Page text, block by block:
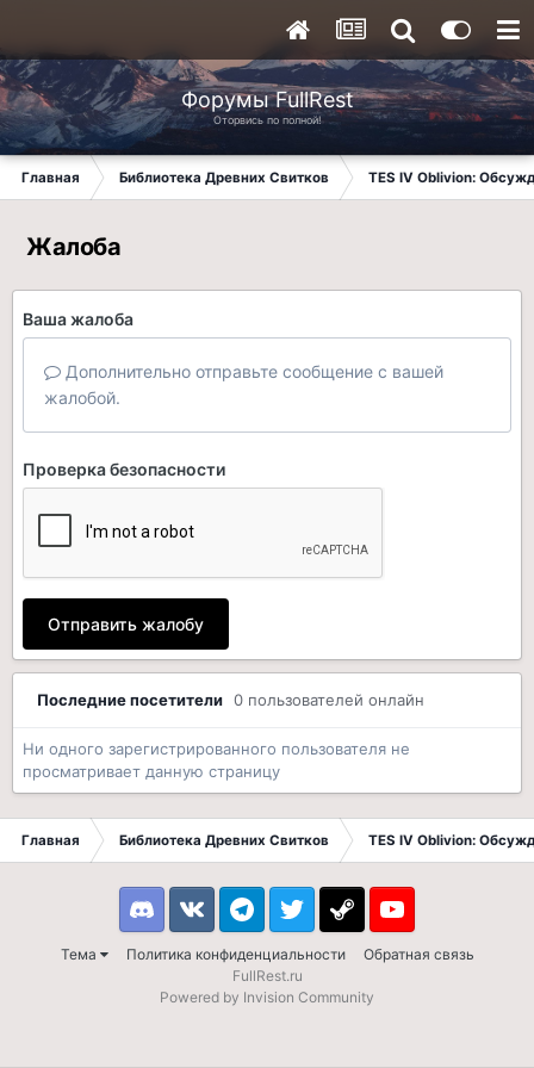
Форумы FullRest
Оторвись по полной!
Главная Библиотека Древних Свитков TES IV Oblivion:
Жалоба
Ваша жалоба
Дополнительно отправьте сообщение с вашей
жалобой.
Проверка безопасности
Отправить жалобу
Последние посетители 0 пользователей онлайн
Ни одного зарегистрированного пользователя не
просматривает данную страницу
Главная Библиотека Древних Свитков TES IV Oblivion:
Тема Политика конфиденциальности Обратная связь
DiscordVK TelegramTwitter Steam Youtube
FullRest.ru
Powered by Invision Community